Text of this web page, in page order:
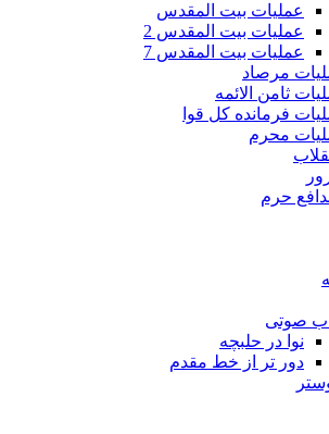
عملیات بیت المقدس
عملیات بیت المقدس 2
عملیات بیت المقدس 7
مرصاد
ثامن الائمه
فرمانده کل قوا
محرم
حرم
صوتی
نوا در حلبچه
دور تر از خط مقدم